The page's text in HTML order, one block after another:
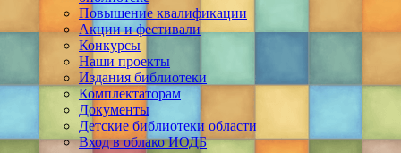
Повышение квалификации
Акции и фестивали
Конкурсы
Наши проекты
Издания библиотеки
Комплектаторам
Документы
Детские библиотеки области
Вход в облако ИОДБ